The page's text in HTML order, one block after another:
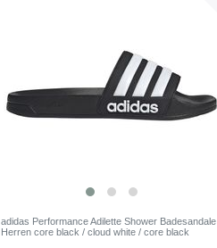
adidas Performance Adilette Shower Badesandale
Herren core black / cloud white / core black